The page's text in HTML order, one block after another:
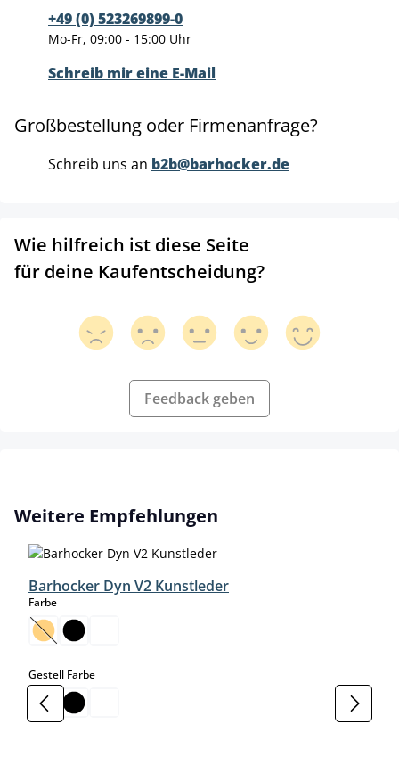
+49 (0) 523269899-0
Mo-Fr, 09:00 - 15:00 Uhr
Schreib mir eine E-Mail
Großbestellung oder Firmenanfrage?
Schreib uns an b2b@barhocker.de
Wie hilfreich ist diese Seite
für deine Kaufentscheidung?
Feedback geben
Produktgalerie überspringen
Weitere Empfehlungen
Barhocker Dyn V2 Kunstleder
Farbeauswählen
(Diese Option ist zurzeit nicht verfügbar.)
Gestell Farbeauswählen